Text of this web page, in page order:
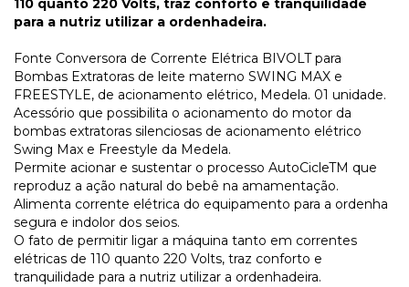
110 quanto 220 Volts, traz conforto e tranquilidade
para a nutriz utilizar a ordenhadeira.
Fonte Conversora de Corrente Elétrica BIVOLT para
Bombas Extratoras de leite materno SWING MAX e
FREESTYLE, de acionamento elétrico, Medela. 01 unidade.
Acessório que possibilita o acionamento do motor da
bombas extratoras silenciosas de acionamento elétrico
Swing Max e Freestyle da Medela.
Permite acionar e sustentar o processo AutoCicleTM que
reproduz a ação natural do bebê na amamentação.
Alimenta corrente elétrica do equipamento para a ordenha
segura e indolor dos seios.
O fato de permitir ligar a máquina tanto em correntes
elétricas de 110 quanto 220 Volts, traz conforto e
tranquilidade para a nutriz utilizar a ordenhadeira.